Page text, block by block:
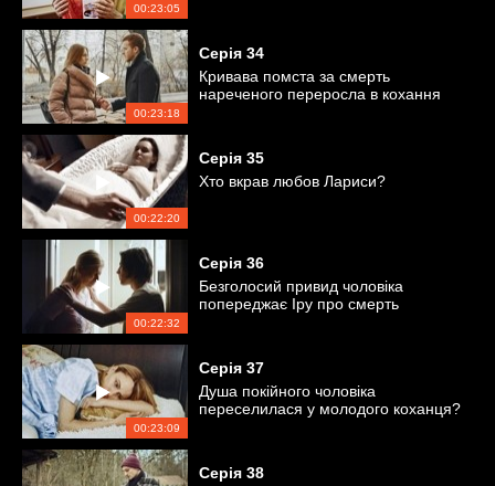
00:23:05
00:23:18
Серія 34
Кривава помста за смерть
нареченого переросла в кохання
00:22:20
Серія 35
Хто вкрав любов Лариси?
00:22:32
Серія 36
Безголосий привид чоловіка
попереджає Іру про смерть
00:23:09
Серія 37
Душа покійного чоловіка
переселилася у молодого коханця?
Серія 38